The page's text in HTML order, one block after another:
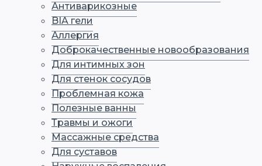
Антиварикозные
BIA гели
Аллергия
Доброкачественные новообразования
Для интимных зон
Для стенок сосудов
Проблемная кожа
Полезные ванны
Травмы и ожоги
Массажные средства
Для суставов